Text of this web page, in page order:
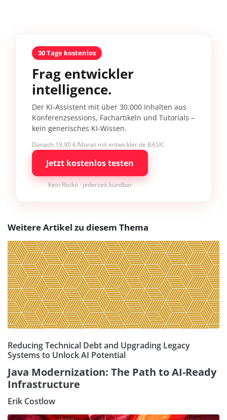
30 Tage kostenlos
Frag entwickler
intelligence.
Der KI-Assistent mit über 30.000 Inhalten aus
Konferenzsessions, Fachartikeln und Tutorials –
kein generisches KI-Wissen.
Danach 19,90 €/Monat mit entwickler.de BASIC
Jetzt kostenlos testen
Kein Risiko · jederzeit kündbar
Weitere Artikel zu diesem Thema
Reducing Technical Debt and Upgrading Legacy
Systems to Unlock AI Potential
Java Modernization: The Path to AI-Ready
Infrastructure
Erik Costlow